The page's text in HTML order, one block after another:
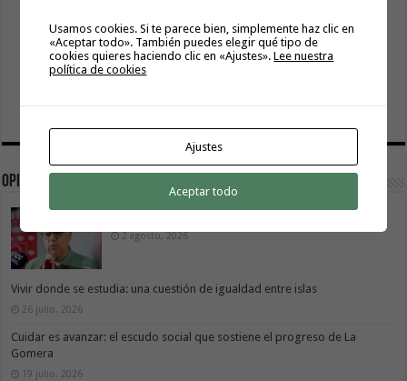
Opinión
2 agosto, 2026
Vivir donde se estudia: una cuestión de igualdad entre islas
26 julio, 2026
Cuidar es avanzar: el escudo social que sostiene el progreso de La
Gomera
19 julio, 2026
Usamos cookies. Si te parece bien, simplemente haz clic en
«Aceptar todo». También puedes elegir qué tipo de
cookies quieres haciendo clic en «Ajustes».Lee nuestra
política de cookies
Ajustes
Aceptar todo